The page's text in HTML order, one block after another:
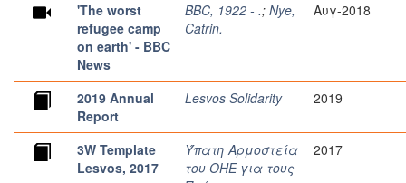
'The worst
refugee camp
on earth' - BBC
News
BBC, 1922 - .; Nye,
Catrin.
Αυγ-2018
2019 Annual
Report
Lesvos Solidarity 2019
3W Template
Lesvos, 2017
Ύπατη Αρμοστεία
του ΟΗΕ για τους
2017